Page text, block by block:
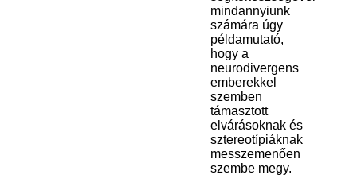
mindannyiunk
számára úgy
példamutató,
hogy a
neurodivergens
emberekkel
szemben
támasztott
elvárásoknak és
sztereotípiáknak
messzemenően
szembe megy.